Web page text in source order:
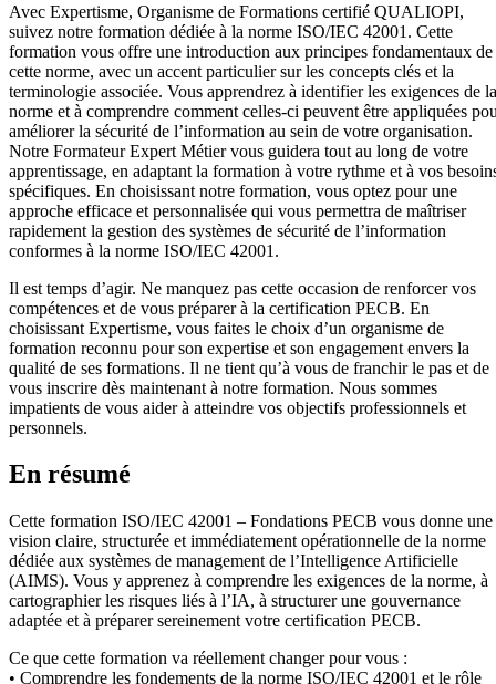
Avec Expertisme, Organisme de Formations certifié QUALIOPI,
suivez notre formation dédiée à la norme ISO/IEC 42001. Cette
formation vous offre une introduction aux principes fondamentaux de
cette norme, avec un accent particulier sur les concepts clés et la
terminologie associée. Vous apprendrez à identifier les exigences de la
norme et à comprendre comment celles-ci peuvent être appliquées
améliorer la sécurité de l’information au sein de votre organisation.
Notre Formateur Expert Métier vous guidera tout au long de votre
apprentissage, en adaptant la formation à votre rythme et à vos
spécifiques. En choisissant notre formation, vous optez pour une
approche efficace et personnalisée qui vous permettra de maîtriser
rapidement la gestion des systèmes de sécurité de l’information
conformes à la norme ISO/IEC 42001.
Il est temps d’agir. Ne manquez pas cette occasion de renforcer vos
compétences et de vous préparer à la certification PECB. En
choisissant Expertisme, vous faites le choix d’un organisme de
formation reconnu pour son expertise et son engagement envers la
qualité de ses formations. Il ne tient qu’à vous de franchir le pas et de
vous inscrire dès maintenant à notre formation. Nous sommes
impatients de vous aider à atteindre vos objectifs professionnels et
personnels.
En résumé
Cette formation ISO/IEC 42001 – Fondations PECB vous donne une
vision claire, structurée et immédiatement opérationnelle de la norme
dédiée aux systèmes de management de l’Intelligence Artificielle
(AIMS). Vous y apprenez à comprendre les exigences de la norme, à
cartographier les risques liés à l’IA, à structurer une gouvernance
adaptée et à préparer sereinement votre certification PECB.
Ce que cette formation va réellement changer pour vous :
• Comprendre les fondements de la norme ISO/IEC 42001 et le rôle